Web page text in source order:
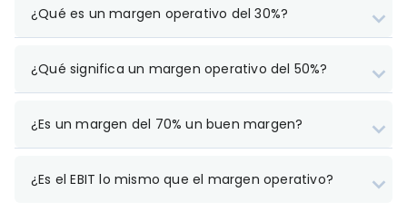
¿Qué es un margen operativo del 30%?
¿Qué significa un margen operativo del 50%?
¿Es un margen del 70% un buen margen?
¿Es el EBIT lo mismo que el margen operativo?